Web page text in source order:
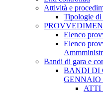
Attività e
Tipologie di
Elenco
Elenco
Bandi di gara e
BANDI DI
GENNAIO
ATTI